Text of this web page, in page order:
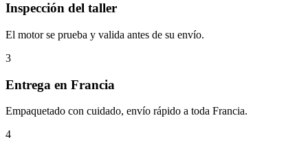
Inspección del taller
El motor se prueba y valida antes de su envío.
3
Entrega en Francia
Empaquetado con cuidado, envío rápido a toda Francia.
4